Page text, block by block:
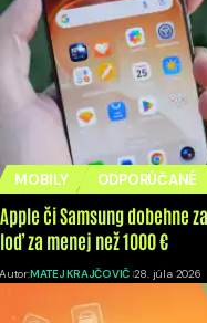
MOBILY ODPORÚČANÉ
Apple či Samsung dobehne
loď za menej než 1000 €
Autor:MATEJ KRAJČOVIČ 28. júla 2026